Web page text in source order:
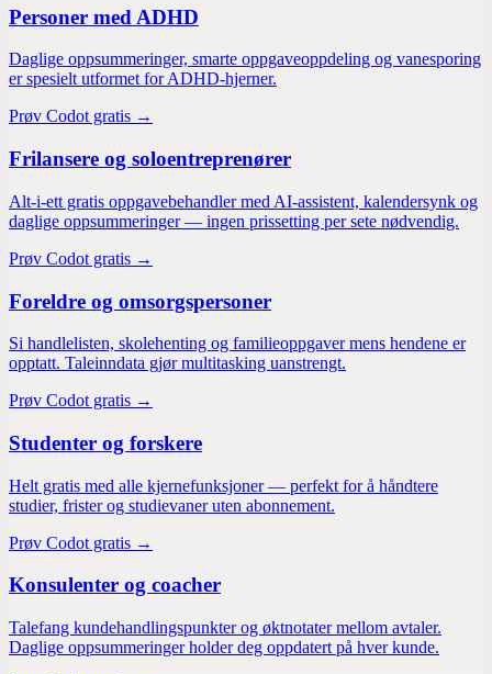
Personer med ADHD
Daglige oppsummeringer, smarte oppgaveoppdeling og vanesporing
er spesielt utformet for ADHD-hjerner.
Prøv Codot gratis →
Frilansere og soloentreprenører
Alt-i-ett gratis oppgavebehandler med AI-assistent, kalendersynk og
daglige oppsummeringer — ingen prissetting per sete nødvendig.
Prøv Codot gratis →
Foreldre og omsorgspersoner
Si handlelisten, skolehenting og familieoppgaver mens hendene er
opptatt. Taleinndata gjør multitasking uanstrengt.
Prøv Codot gratis →
Studenter og forskere
Helt gratis med alle kjernefunksjoner — perfekt for å håndtere
studier, frister og studievaner uten abonnement.
Prøv Codot gratis →
Konsulenter og coacher
Talefang kundehandlingspunkter og øktnotater mellom avtaler.
Daglige oppsummeringer holder deg oppdatert på hver kunde.